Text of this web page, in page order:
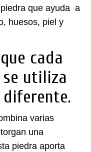
que ayuda a
huesos, piel y
cada
utiliza
varias
una
piedra aporta